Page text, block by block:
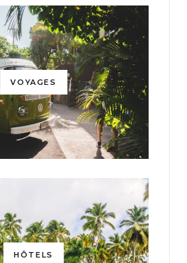
VOYAGES
HÔTELS